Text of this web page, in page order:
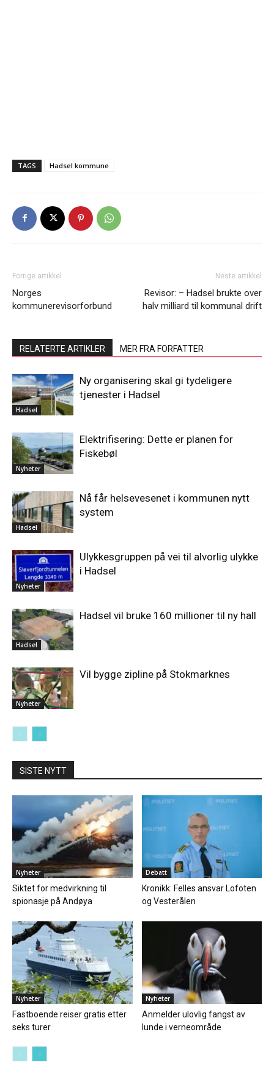
TAGS Hadsel kommune
Forrige artikkel
Norges
kommunerevisorforbund
Neste artikkel
Revisor: – Hadsel brukte over
halv milliard til kommunal drift
RELATERTE ARTIKLER MER FRA FORFATTER
Hadsel
Ny organisering skal gi tydeligere
tjenester i Hadsel
Nyheter
Elektrifisering: Dette er planen for
Fiskebøl
Hadsel
Nå får helsevesenet i kommunen nytt
system
Nyheter
Ulykkesgruppen på vei til alvorlig ulykke
i Hadsel
Hadsel
Hadsel vil bruke 160 millioner til ny hall
Nyheter
Vil bygge zipline på Stokmarknes
SISTE NYTT
Nyheter
Siktet for medvirkning til
spionasje på Andøya
Debatt
Kronikk: Felles ansvar Lofoten
og Vesterålen
Nyheter
Fastboende reiser gratis etter
seks turer
Nyheter
Anmelder ulovlig fangst av
lunde i verneområde